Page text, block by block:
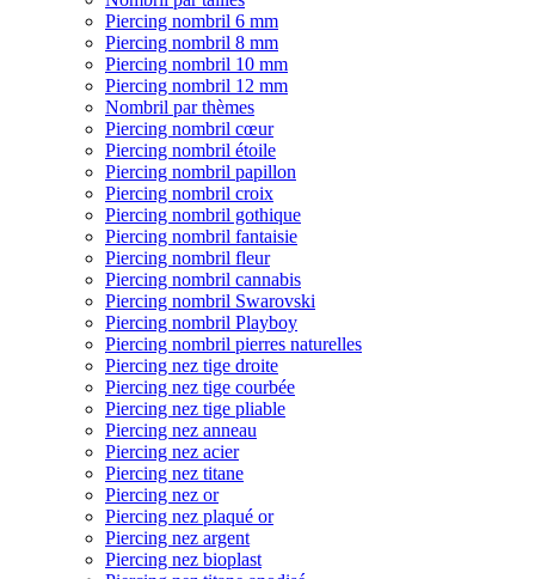
Piercing nombril 6 mm
Piercing nombril 8 mm
Piercing nombril 10 mm
Piercing nombril 12 mm
Nombril par thèmes
Piercing nombril cœur
Piercing nombril étoile
Piercing nombril papillon
Piercing nombril croix
Piercing nombril gothique
Piercing nombril fantaisie
Piercing nombril fleur
Piercing nombril cannabis
Piercing nombril Swarovski
Piercing nombril Playboy
Piercing nombril pierres naturelles
Piercing nez tige droite
Piercing nez tige courbée
Piercing nez tige pliable
Piercing nez anneau
Piercing nez acier
Piercing nez titane
Piercing nez or
Piercing nez plaqué or
Piercing nez argent
Piercing nez bioplast